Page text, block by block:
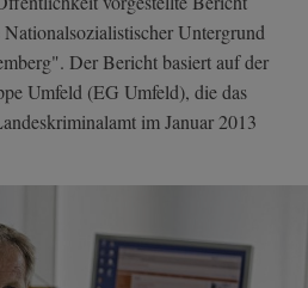
Untergrund
Der Bericht basiert auf der
Umfeld (EG Umfeld), die das
im Januar 2013